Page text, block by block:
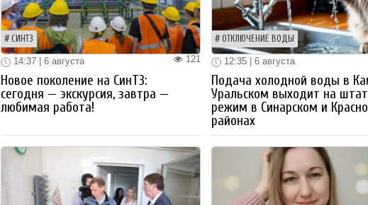
СИНТЗ
121
14:37 | 6 августа
Новое поколение на СинТЗ:
сегодня — экскурсия, завтра —
любимая работа!
ОТКЛЮЧЕНИЕ ВОДЫ
12:35 | 6 августа
Подача холодной воды в
Уральском выходит на
режим в Синарском и
районах